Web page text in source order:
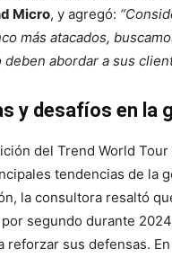
Micro, y agregó:
más atacados,
abordar a sus
y desafíos en la
del Trend World
tendencias de la
la consultora resaltó
segundo durante
reforzar sus defensas.